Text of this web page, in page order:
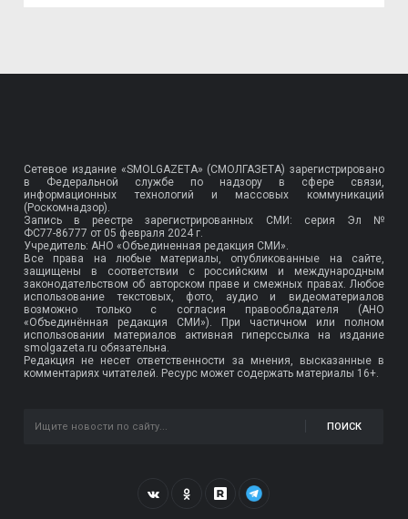
Сетевое издание «SMOLGAZETA» (СМОЛГАЗЕТА) зарегистрировано
в Федеральной службе по надзору в сфере связи,
информационных технологий и массовых коммуникаций
(Роскомнадзор).
Запись в реестре зарегистрированных СМИ: серия Эл №
ФС77-86777 от 05 февраля 2024 г.
Учредитель: АНО «Объединенная редакция СМИ».
Все права на любые материалы, опубликованные на сайте,
защищены в соответствии с российским и международным
законодательством об авторском праве и смежных правах. Любое
использование текстовых, фото, аудио и видеоматериалов
возможно только с согласия правообладателя (АНО
«Объединённая редакция СМИ»). При частичном или полном
использовании материалов активная гиперссылка на издание
smolgazeta.ru обязательна.
Редакция не несет ответственности за мнения, высказанные в
комментариях читателей. Ресурс может содержать материалы 16+.
ПОИСК